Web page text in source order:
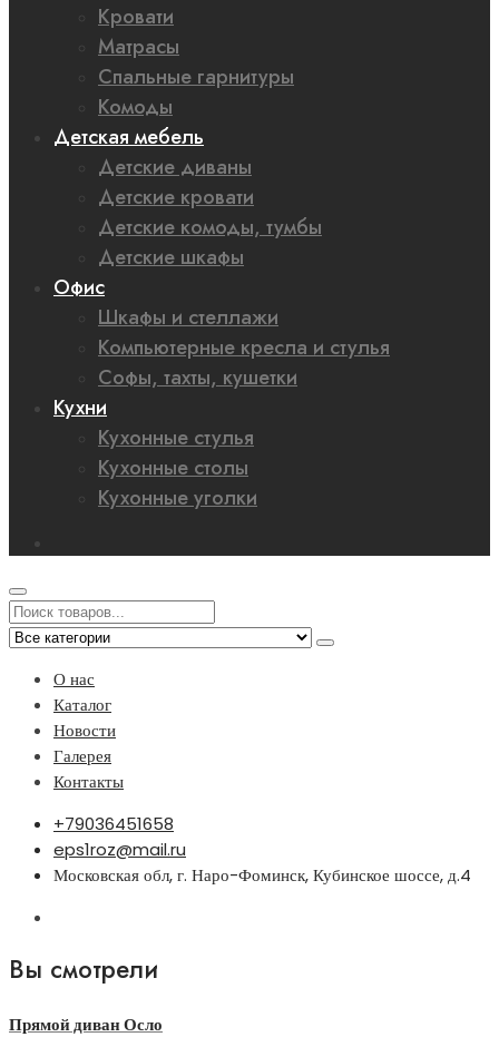
Кровати
Матрасы
Спальные гарнитуры
Комоды
Детская мебель
Детские диваны
Детские кровати
Детские комоды, тумбы
Детские шкафы
Офис
Шкафы и стеллажи
Компьютерные кресла и стулья
Софы, тахты, кушетки
Кухни
Кухонные стулья
Кухонные столы
Кухонные уголки
О нас
Каталог
Новости
Галерея
Контакты
+79036451658
eps1roz@mail.ru
Московская обл, г. Наро-Фоминск, Кубинское шоссе, д.4
Вы смотрели
Прямой диван Осло